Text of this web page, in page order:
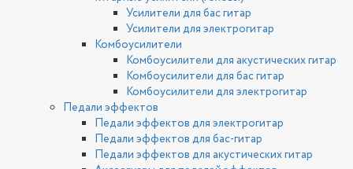
Усилители для бас гитар
Усилители для электрогитар
Комбоусилители
Комбоусилители для акустических гитар
Комбоусилители для бас гитар
Комбоусилители для электрогитар
Педали эффектов
Педали эффектов для электрогитар
Педали эффектов для бас-гитар
Педали эффектов для акустических гитар